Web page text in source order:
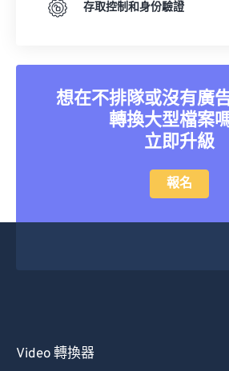
存取控制和身份驗證
想在不排隊或沒有廣
轉換大型檔案
立即升級
報名
Video 轉換器